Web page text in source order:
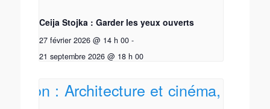
Ceija Stojka : Garder les yeux ouverts
27 février 2026 @ 14 h 00 -
21 septembre 2026 @ 18 h 00